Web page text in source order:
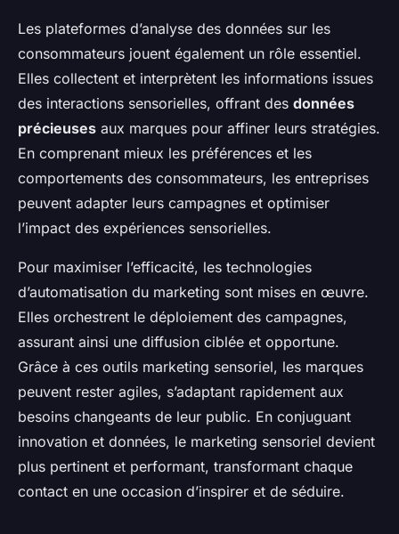
Les plateformes d’analyse des données sur les
consommateurs jouent également un rôle essentiel.
Elles collectent et interprètent les informations issues
des interactions sensorielles, offrant des données
précieuses aux marques pour affiner leurs stratégies.
En comprenant mieux les préférences et les
comportements des consommateurs, les entreprises
peuvent adapter leurs campagnes et optimiser
l’impact des expériences sensorielles.
Pour maximiser l’efficacité, les technologies
d’automatisation du marketing sont mises en œuvre.
Elles orchestrent le déploiement des campagnes,
assurant ainsi une diffusion ciblée et opportune.
Grâce à ces outils marketing sensoriel, les marques
peuvent rester agiles, s’adaptant rapidement aux
besoins changeants de leur public. En conjuguant
innovation et données, le marketing sensoriel devient
plus pertinent et performant, transformant chaque
contact en une occasion d’inspirer et de séduire.